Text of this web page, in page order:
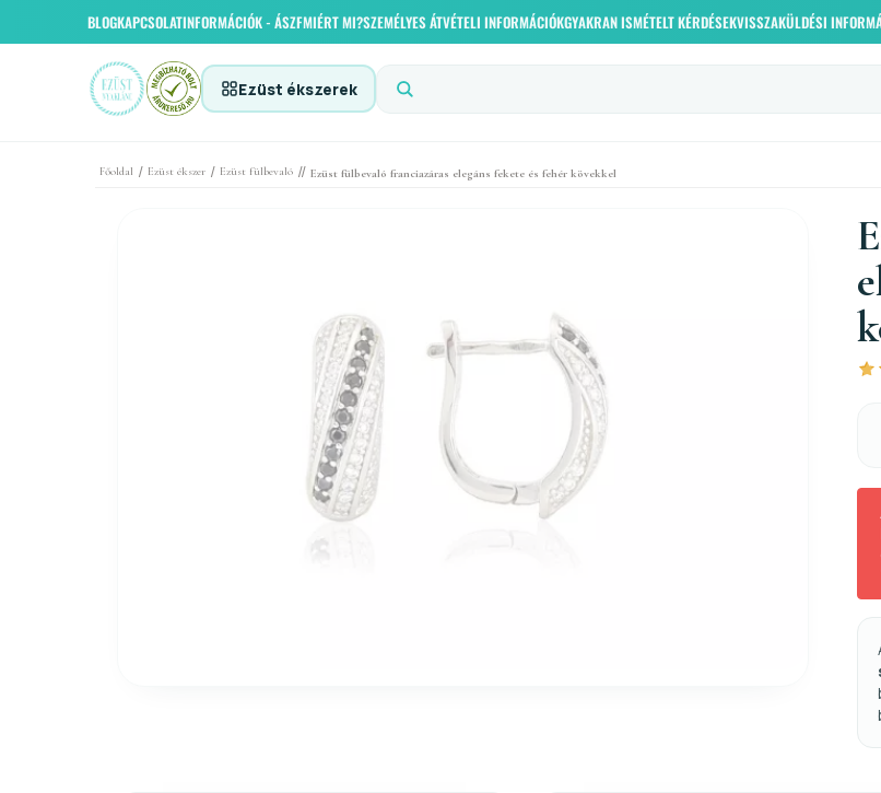
BLOGKAPCSOLATINFORMÁCIÓK - ÁSZFMIÉRT MI?SZEMÉLYES ÁTVÉTELI INFORMÁCIÓKGYAKRAN ISMÉTELT KÉRDÉSEKVISSZAKÜLDÉSI
Ezüst ékszerek
Főoldal / Ezüst ékszer / Ezüst fülbevaló // Ezüst fülbevaló franciazáras elegáns fekete és fehér kövekkel